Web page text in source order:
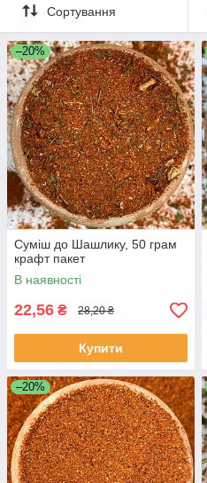
Сортування
–20%
Суміш до Шашлику, 50 грам
крафт пакет
В наявності
22,56 ₴ 28,20 ₴
Купити
–20%